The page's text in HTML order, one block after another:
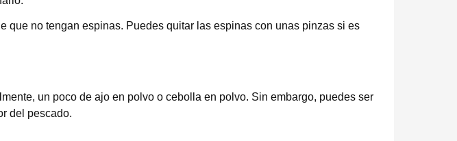
no tengan espinas. Puedes quitar las espinas con unas pinzas si es
un poco de ajo en polvo o cebolla en polvo. Sin embargo, puedes ser
del pescado.